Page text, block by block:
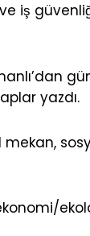
ve iş
yazdı.
mekan,